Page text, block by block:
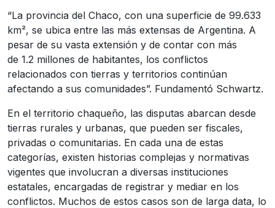
“La provincia del Chaco, con una superficie de 99.633
km², se ubica entre las más extensas de Argentina. A
pesar de su vasta extensión y de contar con más
de 1.2 millones de habitantes, los conflictos
relacionados con tierras y territorios continúan
afectando a sus comunidades”. Fundamentó Schwartz.
En el territorio chaqueño, las disputas abarcan desde
tierras rurales y urbanas, que pueden ser fiscales,
privadas o comunitarias. En cada una de estas
categorías, existen historias complejas y normativas
vigentes que involucran a diversas instituciones
estatales, encargadas de registrar y mediar en los
conflictos. Muchos de estos casos son de larga data, lo